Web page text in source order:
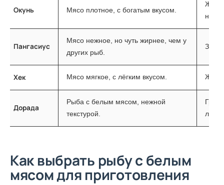
Окунь Мясо плотное, с богатым вкусом.
на
Пангасиус
Мясо нежное, но чуть жирнее, чем у
других рыб.
Хек Мясо мягкое, с лёгким вкусом.
Дорада
Рыба с белым мясом, нежной
текстурой.
Как выбрать рыбу с белым
мясом для приготовления